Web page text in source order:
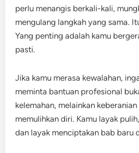
perlu menangis berkali-kali,
mengulang langkah yang sama.
Yang penting adalah kamu
pasti.
Jika kamu merasa kewalahan,
meminta bantuan profesional
kelemahan, melainkan
memulihkan diri. Kamu layak
dan layak menciptakan bab baru